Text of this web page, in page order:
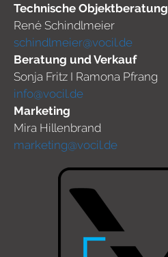
Technische Objektberatung
René Schindlmeier
schindlmeier@vocil.de
Beratung und Verkauf
Sonja Fritz I Ramona Pfrang
info@vocil.de
Marketing
Mira Hillenbrand
marketing@vocil.de